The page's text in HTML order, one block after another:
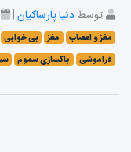
توسطدنیا پارساکیان|
مغز و اعصاب
مغز بی خوابی
فراموشی
پاکسازی سموم